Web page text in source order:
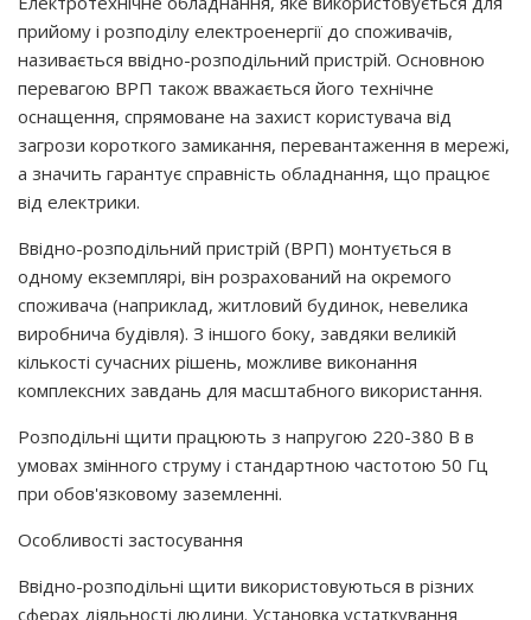
прийому і розподілу електроенергії до споживачів,
називається ввідно-розподільний пристрій. Основною
перевагою ВРП також вважається його технічне
оснащення, спрямоване на захист користувача від
загрози короткого замикання, перевантаження в мережі,
а значить гарантує справність обладнання, що працює
від електрики.
Ввідно-розподільний пристрій (ВРП) монтується в
одному екземплярі, він розрахований на окремого
споживача (наприклад, житловий будинок, невелика
виробнича будівля). З іншого боку, завдяки великій
кількості сучасних рішень, можливе виконання
комплексних завдань для масштабного використання.
Розподільні щити працюють з напругою 220-380 В в
умовах змінного струму і стандартною частотою 50 Гц
при обов'язковому заземленні.
Особливості застосування
Ввідно-розподільні щити використовуються в різних
сферах діяльності людини. Установка устаткування